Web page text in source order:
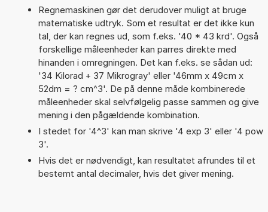
Regnemaskinen gør det derudover muligt at bruge
matematiske udtryk. Som et resultat er det ikke kun
tal, der kan regnes ud, som f.eks. '40 * 43 krd'. Også
forskellige måleenheder kan parres direkte med
hinanden i omregningen. Det kan f.eks. se sådan ud:
'34 Kilorad + 37 Mikrogray' eller '46mm x 49cm x
52dm = ? cm^3'. De på denne måde kombinerede
måleenheder skal selvfølgelig passe sammen og give
mening i den pågældende kombination.
I stedet for '4^3' kan man skrive '4 exp 3' eller '4 pow
3'.
Hvis det er nødvendigt, kan resultatet afrundes til et
bestemt antal decimaler, hvis det giver mening.